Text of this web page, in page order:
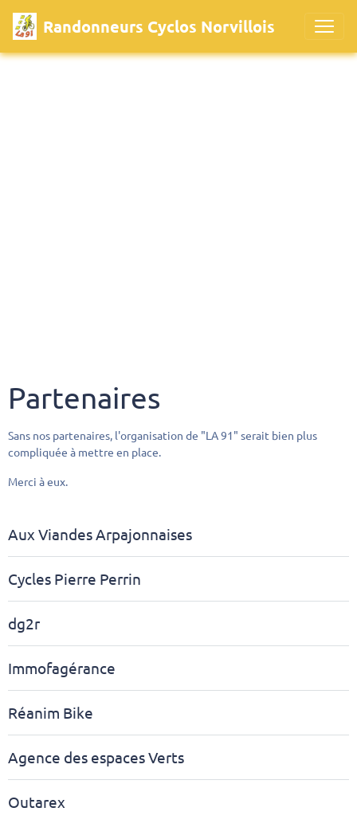
Randonneurs Cyclos Norvillois
Partenaires
Sans nos partenaires, l'organisation de "LA 91" serait bien plus
compliquée à mettre en place.
Merci à eux.
Aux Viandes Arpajonnaises
Cycles Pierre Perrin
dg2r
Immofagérance
Réanim Bike
Agence des espaces Verts
Outarex